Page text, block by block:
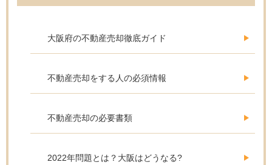
大阪府の不動産売却徹底ガイド
不動産売却をする人の必須情報
不動産売却の必要書類
2022年問題とは？大阪はどうなる?